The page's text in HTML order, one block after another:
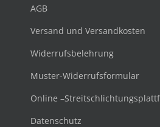
AGB
Versand und Versandkosten
Widerrufsbelehrung
Muster-Widerrufsformular
Online
Datenschutz